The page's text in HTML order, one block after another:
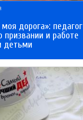
дорога»: педагог
призвании и работе
детьми